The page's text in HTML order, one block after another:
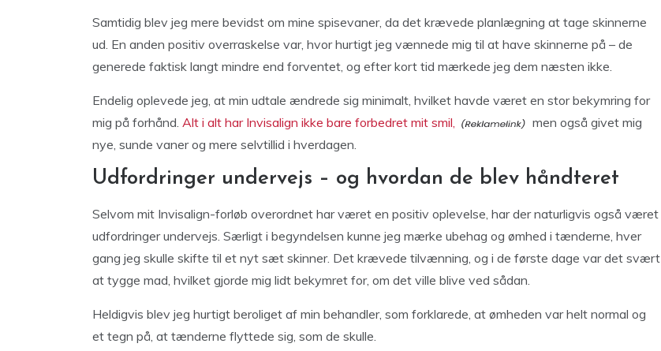
Samtidig blev jeg mere bevidst om mine spisevaner, da det krævede planlægning at tage skinnerne
ud. En anden positiv overraskelse var, hvor hurtigt jeg vænnede mig til at have skinnerne på – de
generede faktisk langt mindre end forventet, og efter kort tid mærkede jeg dem næsten ikke.
Endelig oplevede jeg, at min udtale ændrede sig minimalt, hvilket havde været en stor bekymring for
mig på forhånd. Alt i alt har Invisalign ikke bare forbedret mit smil,
men også givet mig
nye, sunde vaner og mere selvtillid i hverdagen.
Udfordringer undervejs – og hvordan de blev håndteret
Selvom mit Invisalign-forløb overordnet har været en positiv oplevelse, har der naturligvis også været
udfordringer undervejs. Særligt i begyndelsen kunne jeg mærke ubehag og ømhed i tænderne, hver
gang jeg skulle skifte til et nyt sæt skinner. Det krævede tilvænning, og i de første dage var det svært
at tygge mad, hvilket gjorde mig lidt bekymret for, om det ville blive ved sådan.
Heldigvis blev jeg hurtigt beroliget af min behandler, som forklarede, at ømheden var helt normal og
et tegn på, at tænderne flyttede sig, som de skulle.